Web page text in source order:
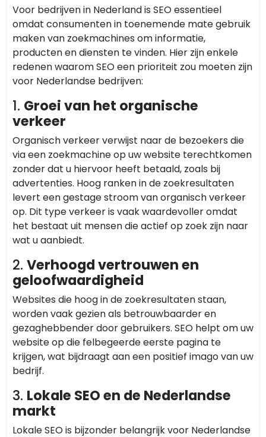
Voor bedrijven in Nederland is SEO essentieel
omdat consumenten in toenemende mate gebruik
maken van zoekmachines om informatie,
producten en diensten te vinden. Hier zijn enkele
redenen waarom SEO een prioriteit zou moeten zijn
voor Nederlandse bedrijven:
1. Groei van het organische
verkeer
Organisch verkeer verwijst naar de bezoekers die
via een zoekmachine op uw website terechtkomen
zonder dat u hiervoor heeft betaald, zoals bij
advertenties. Hoog ranken in de zoekresultaten
levert een gestage stroom van organisch verkeer
op. Dit type verkeer is vaak waardevoller omdat
het bestaat uit mensen die actief op zoek zijn naar
wat u aanbiedt.
2. Verhoogd vertrouwen en
geloofwaardigheid
Websites die hoog in de zoekresultaten staan,
worden vaak gezien als betrouwbaarder en
gezaghebbender door gebruikers. SEO helpt om uw
website op die felbegeerde eerste pagina te
krijgen, wat bijdraagt aan een positief imago van uw
bedrijf.
3. Lokale SEO en de Nederlandse
markt
Lokale SEO is bijzonder belangrijk voor Nederlandse